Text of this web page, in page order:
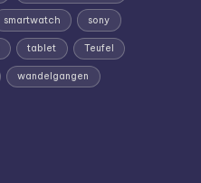
smartwatch sony
tablet Teufel
wandelgangen